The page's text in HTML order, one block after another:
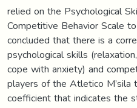
relied on the Psychological
Competitive Behavior Scale
concluded that there is a
psychological skills
cope with anxiety) and
players of the Atletico M’sila
coefficient that indicates the